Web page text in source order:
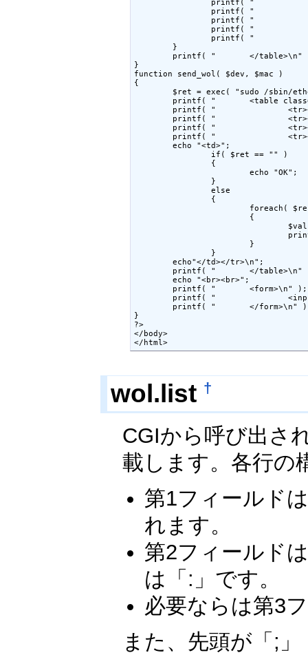
printf( "
printf( "
printf( "
printf( "
printf( "
        }
printf( "       </table>\n"
}
function send_wol( $dev, $mac )
{
$ret = exec( "sudo /sbin/
printf( "       <table
printf( "
printf( "
printf( "
printf( "
        echo "<td>";
                if( $ret == "" )
                {
                        echo "OK";
                }
                else
                {
foreach(
                        {
                        }
                }
        echo"</td></tr>\n";
printf( "       </table>\n"
        echo "<br><br>";
        printf( "       <form>\n" );
printf( "
printf( "       </form>\n"
}
?>
</body>
</html>
wol.list †
CGIから呼び出さ
載します。各行の
第1フィールド
れます。
第2フィールド
は「:」です。
必要ならは第3
また、先頭が「;